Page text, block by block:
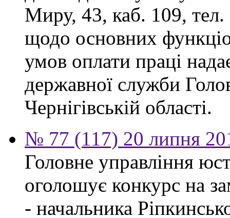
Миру, 43, каб. 109, тел.
щодо основних
умов оплати праці
державної служби
Чернігівській області.
№ 77 (117) 20 липня
Головне управління
оголошує конкурс на
- начальника